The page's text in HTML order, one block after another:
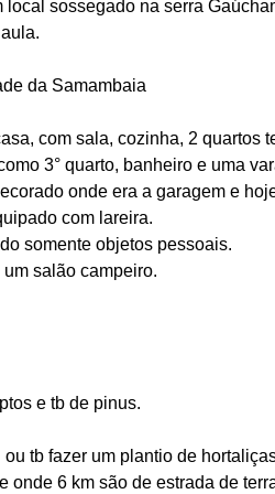
sossegado na serra
da Samambaia
com sala, cozinha, 2 quartos
3° quarto, banheiro e uma
onde era a garagem e
com lareira.
somente objetos pessoais.
salão campeiro.
e tb de pinus.
tb fazer um plantio de
onde 6 km são de estrada de